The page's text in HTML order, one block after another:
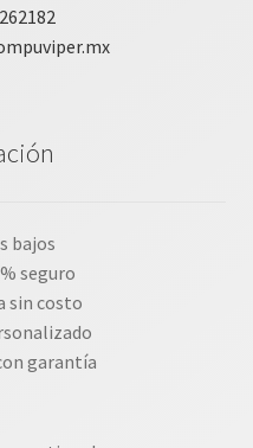
bajos
seguro
sin costo
garantía